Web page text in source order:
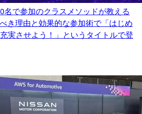
名で参加のクラスメソッドが教える
き理由と効果的な参加術で「はじめ
実させよう！」というタイトルで登